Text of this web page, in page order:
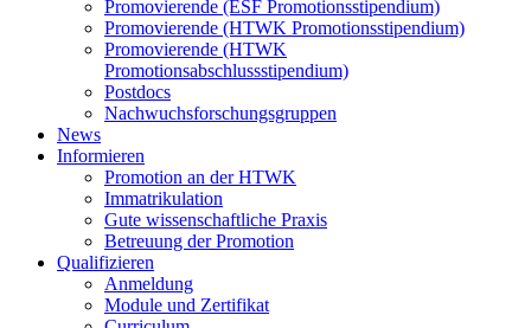
Promovierende (ESF Promotionsstipendium)
Promovierende (HTWK Promotionsstipendium)
Promovierende (HTWK
Promotionsabschlussstipendium)
Postdocs
Nachwuchsforschungsgruppen
News
Informieren
Promotion an der HTWK
Immatrikulation
Gute wissenschaftliche Praxis
Betreuung der Promotion
Qualifizieren
Anmeldung
Module und Zertifikat